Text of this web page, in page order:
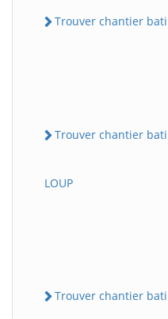
Trouver chantier
Trouver chantier
LOUP
Trouver chantier